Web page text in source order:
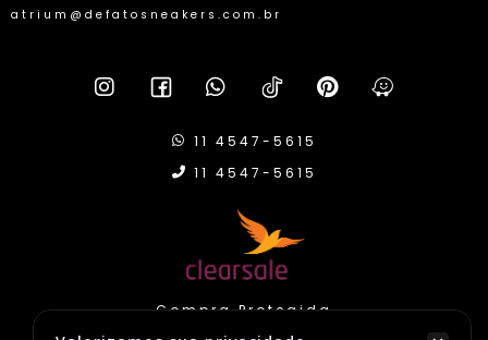
atrium@defatosneakers.com.br
11 4547-5615
11 4547-5615
Compra Protegida